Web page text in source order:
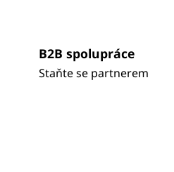
B2B spolupráce
Staňte se partnerem